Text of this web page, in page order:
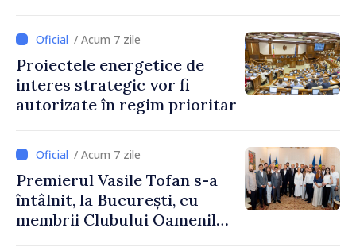
/ Acum 7 zile
Proiectele energetice de
interes strategic vor fi
autorizate în regim prioritar
/ Acum 7 zile
Premierul Vasile Tofan s-a
întâlnit, la București, cu
membrii Clubului Oamenilor